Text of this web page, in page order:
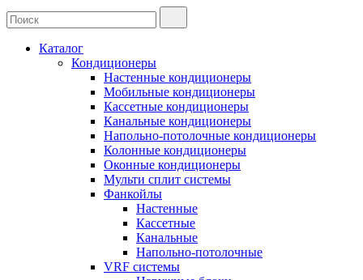
Каталог
Кондиционеры
Настенные кондиционеры
Мобильные кондиционеры
Кассетные кондиционеры
Канальные кондиционеры
Напольно-потолочные кондиционеры
Колонные кондиционеры
Оконные кондиционеры
Мульти сплит системы
Фанкойлы
Настенные
Кассетные
Канальные
Напольно-потолочные
VRF системы